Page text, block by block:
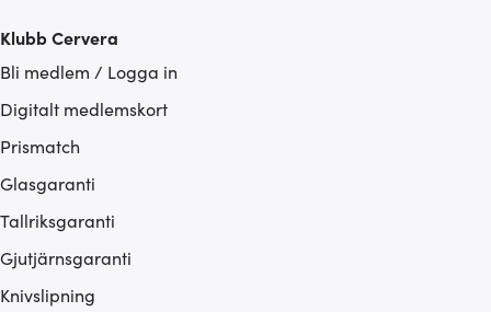
Klubb Cervera
Bli medlem / Logga in
Digitalt medlemskort
Prismatch
Glasgaranti
Tallriksgaranti
Gjutjärnsgaranti
Knivslipning